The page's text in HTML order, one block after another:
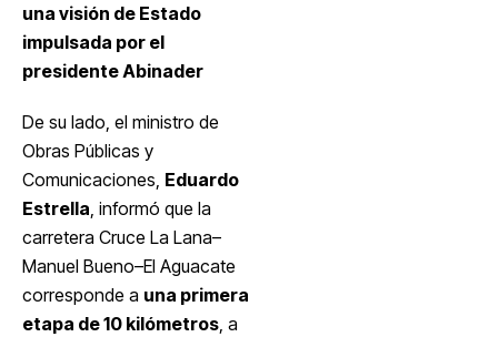
una visión de Estado
impulsada por el
presidente Abinader
De su lado, el ministro de
Obras Públicas y
Comunicaciones, Eduardo
Estrella , informó que la
carretera Cruce La Lana–
Manuel Bueno–El Aguacate
corresponde a una primera
etapa de 10 kilómetros , a